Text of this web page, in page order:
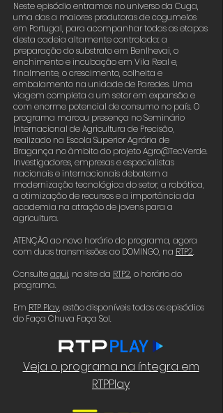
Neste episódio entramos no universo da Cuga,
uma das a maiores produtoras de cogumelos
em Portugal, para acompanhar todas as etapas
desta cadeia altamente controlada: a
preparação do substrato em Benlhevai, o
enchimento e incubação em Vila Real e,
finalmente, o crescimento, colheita e
embalamento na unidade de Paredes. Uma
viagem completa a um setor em expansão e
com enorme potencial de consumo no país. O
programa marcou presença no Seminário
Internacional de Agricultura de Precisão,
realizado na Escola Superior Agrária de
Bragança no âmbito do projeto Agro@TecVerde.
Investigadores, empresas e especialistas
nacionais e internacionais debatem a
modernização tecnológica do setor, a robótica,
a otimização de recursos e a importância da
academia na atração de jovens para a
agricultura.
ATENÇÃO ao novo horário do programa, agora
com duas transmissões ao DOMINGO, na RTP2.
Consulteaqui, no site da RTP2, o horário do
programa.
Em RTP Play, estão disponíveis todos os episódios
do Faça Chuva Faça Sol.
Veja o programa na íntegra em
RTPPlay